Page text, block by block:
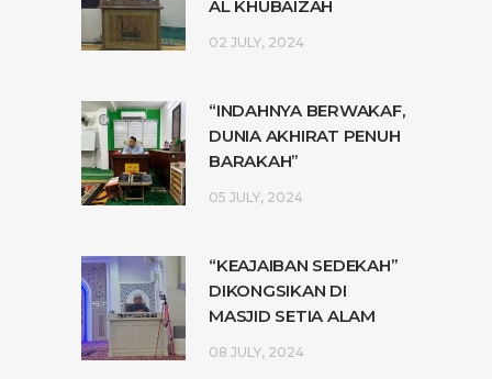
AL KHUBAIZAH
02 JULY, 2024
“INDAHNYA BERWAKAF,
DUNIA AKHIRAT PENUH
BARAKAH”
05 JULY, 2024
“KEAJAIBAN SEDEKAH”
DIKONGSIKAN DI
MASJID SETIA ALAM
08 JULY, 2024